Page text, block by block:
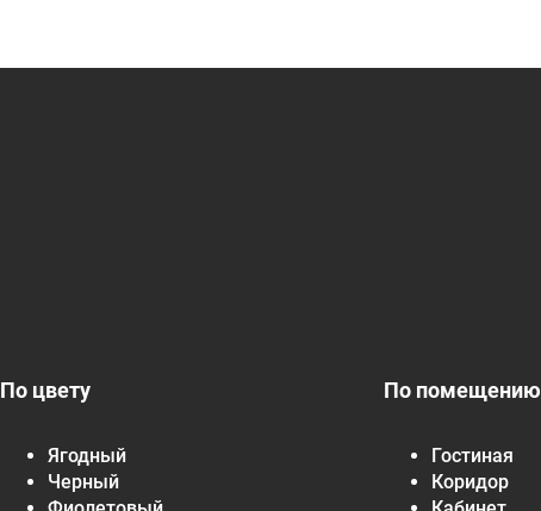
По цвету
Ягодный
Черный
По помещению
Гостиная
Коридор